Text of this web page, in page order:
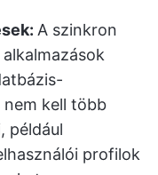
A szinkron
nem kell több
például
profilok